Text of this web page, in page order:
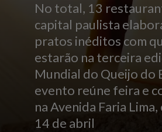
No total, 13
capital paulista
pratos inéditos com
estarão na terceira
Mundial do Queijo do
evento reúne feira e
na Avenida Faria
14 de abril